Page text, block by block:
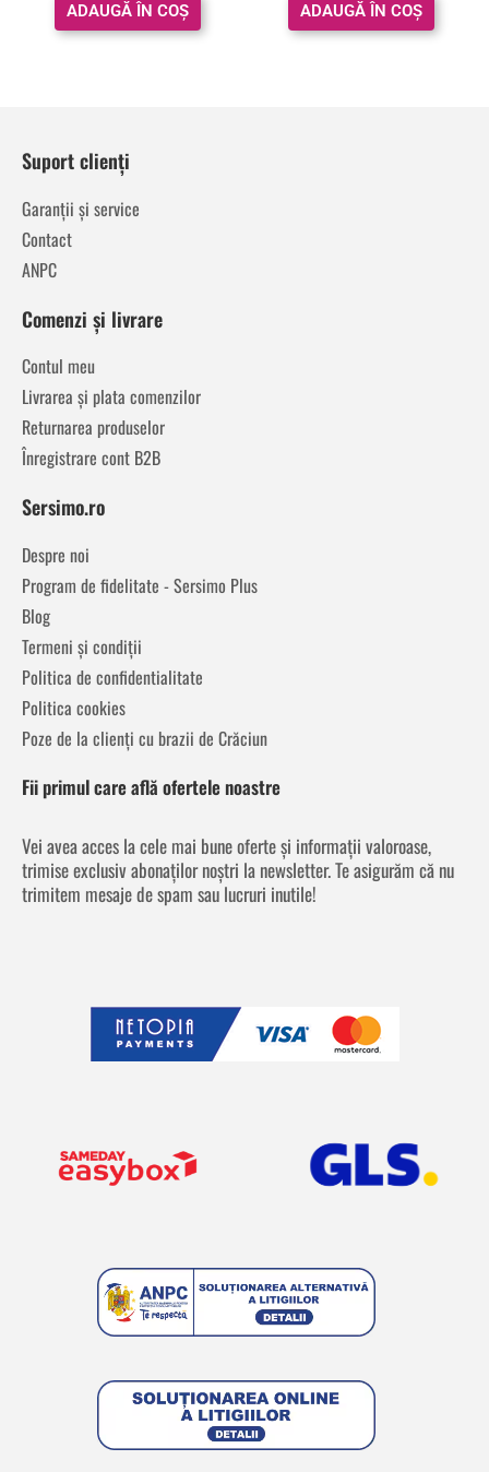
ADAUGĂ ÎN COȘ ADAUGĂ ÎN COȘ
Suport clienți
Garanții și service
Contact
ANPC
Comenzi și livrare
Contul meu
Livrarea și plata comenzilor
Returnarea produselor
Înregistrare cont B2B
Sersimo.ro
Despre noi
Program de fidelitate - Sersimo Plus
Blog
Termeni și condiții
Politica de confidentialitate
Politica cookies
Poze de la clienți cu brazii de Crăciun
Fii primul care află ofertele noastre
Vei avea acces la cele mai bune oferte și informații valoroase,
trimise exclusiv abonaților noștri la newsletter. Te asigurăm că nu
trimitem mesaje de spam sau lucruri inutile!